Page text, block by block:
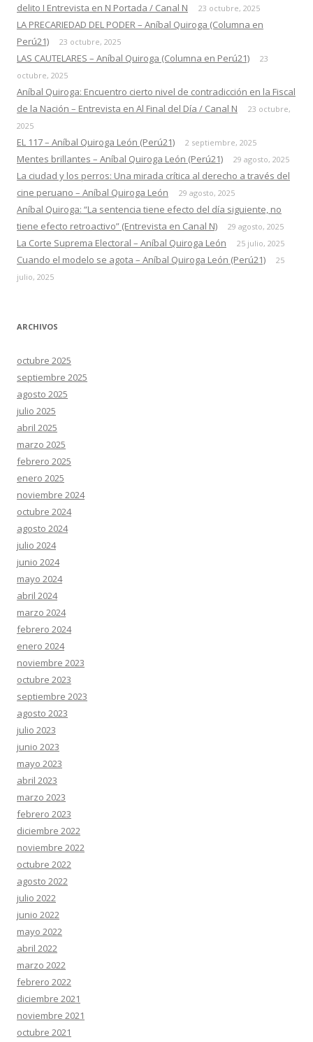
delito I Entrevista en N Portada / Canal N
23 octubre, 2025
LA PRECARIEDAD DEL PODER – Aníbal Quiroga (Columna en
Perú21)
23 octubre, 2025
LAS CAUTELARES – Aníbal Quiroga (Columna en Perú21)
23
octubre, 2025
Aníbal Quiroga: Encuentro cierto nivel de contradicción en la Fiscal
de la Nación – Entrevista en Al Final del Día / Canal N
23 octubre,
2025
EL 117 – Aníbal Quiroga León (Perú21) 2 septiembre, 2025
Mentes brillantes – Aníbal Quiroga León (Perú21) 29 agosto, 2025
La ciudad y los perros: Una mirada crítica al derecho a través del
cine peruano – Aníbal Quiroga León
29 agosto, 2025
Aníbal Quiroga: “La sentencia tiene efecto del día siguiente, no
tiene efecto retroactivo” (Entrevista en Canal N)
29 agosto, 2025
La Corte Suprema Electoral – Aníbal Quiroga León 25 julio, 2025
Cuando el modelo se agota – Aníbal Quiroga León (Perú21)
25
julio, 2025
ARCHIVOS
octubre 2025
septiembre 2025
agosto 2025
julio 2025
abril 2025
marzo 2025
febrero 2025
enero 2025
noviembre 2024
octubre 2024
agosto 2024
julio 2024
junio 2024
mayo 2024
abril 2024
marzo 2024
febrero 2024
enero 2024
noviembre 2023
octubre 2023
septiembre 2023
agosto 2023
julio 2023
junio 2023
mayo 2023
abril 2023
marzo 2023
febrero 2023
diciembre 2022
noviembre 2022
octubre 2022
agosto 2022
julio 2022
junio 2022
mayo 2022
abril 2022
marzo 2022
febrero 2022
diciembre 2021
noviembre 2021
octubre 2021